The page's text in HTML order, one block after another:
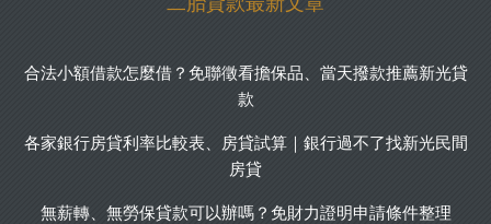
合法小額借款怎麼借？免聯徵看擔保品、當天撥款推薦新光貸
款
各家銀行房貸利率比較表、房貸試算｜銀行過不了找新光民間
房貸
無薪轉、無勞保貸款可以辦嗎？免財力證明申請條件整理